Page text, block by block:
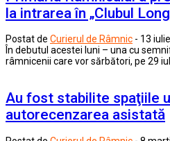
la intrarea în „Clubul
Postat de Curierul de Râmnic - 13
În debutul acestei luni – una cu
râmnicenii care vor sărbători, pe 29
Au fost stabilite spaţiile
autorecenzarea asistată